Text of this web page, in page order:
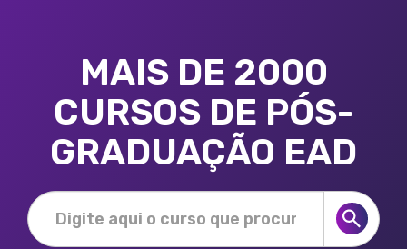
MAIS DE 2000
CURSOS DE PÓS-
GRADUAÇÃO EAD